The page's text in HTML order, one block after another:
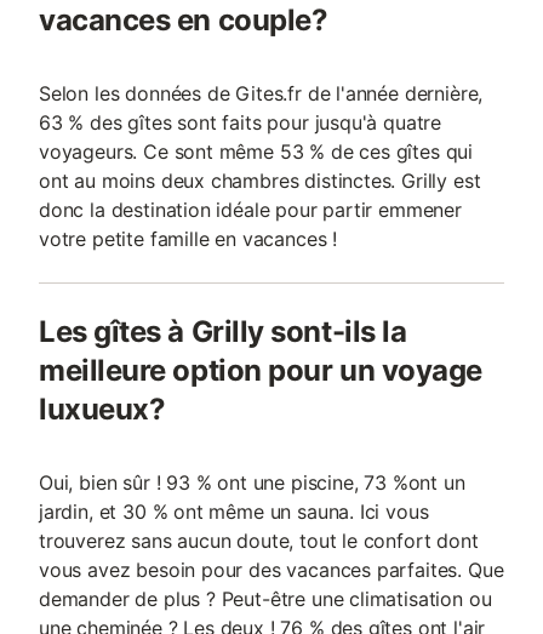
vacances en couple?
Selon les données de Gites.fr de l'année dernière,
63 % des gîtes sont faits pour jusqu'à quatre
voyageurs. Ce sont même 53 % de ces gîtes qui
ont au moins deux chambres distinctes. Grilly est
donc la destination idéale pour partir emmener
votre petite famille en vacances !
Les gîtes à Grilly sont-ils la
meilleure option pour un voyage
luxueux?
Oui, bien sûr ! 93 % ont une piscine, 73 %ont un
jardin, et 30 % ont même un sauna. Ici vous
trouverez sans aucun doute, tout le confort dont
vous avez besoin pour des vacances parfaites. Que
demander de plus ? Peut-être une climatisation ou
une cheminée ? Les deux ! 76 % des gîtes ont l'air